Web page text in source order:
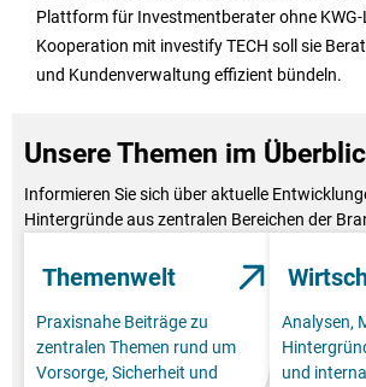
Plattform für Investmentberater ohne KWG-
Kooperation mit investify TECH soll sie
und Kundenverwaltung effizient bündeln.
Unsere Themen im
Informieren Sie sich über aktuelle
Hintergründe aus zentralen Bereichen der
Themenwelt
Praxisnahe Beiträge zu
zentralen Themen rund um
Vorsorge, Sicherheit und
Analysen,
und